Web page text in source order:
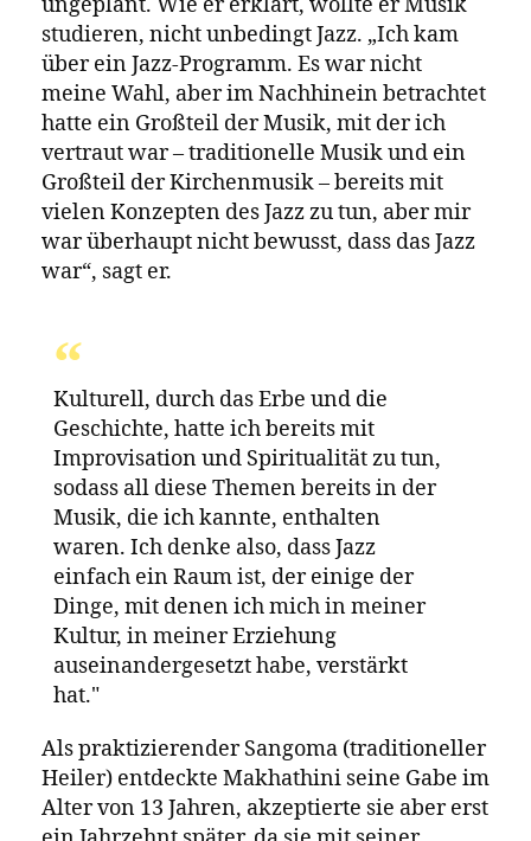
Makhathini, ein dreifacher Familienvater,
der auch die Musikabteilung der Universität
von Fort Hare leitet, ist seit fast einem
Jahrzehnt ein aktiver Teil der Geschichte
des Jazz im zeitgenössischen Südafrika und
sogar in Afrika. Er produziert nicht nur
seine eigenen Platten, sondern auch die
anderer, spielt auf lokalen und
internationalen Festivals und schreibt seine
Gedanken über das Genre auf, damit
können. Das alles sind Teile des Quilts, der
ihm verbindet – von Abdullah Ibrahim bis
zum verstorbenen Zim Ngqawana.
Als er während seines Musikstudiums an
der Durban University of Technology John
ColtranesA Love Supremeentdeckte, lernte
Makhathini McCoy Tyner kennen, der in
Coltranes Band Klavier spielte, und bald
darauf traf er seinen Mentor, den
verstorbenen Bheki Mseleku, einen der
„Es gibt eine starke Verbindung, denn wenn
man darüber nachdenkt, wurde Bheki
Mseleku von McCoy Tyner beeinflusst“, sagt